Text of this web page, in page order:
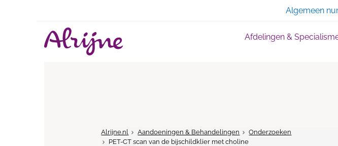
Algemeen
Afdelingen &
Alrijne.nl Aandoeningen & Behandelingen
Onderzoeken
PET-CT scan van de bijschildklier met choline